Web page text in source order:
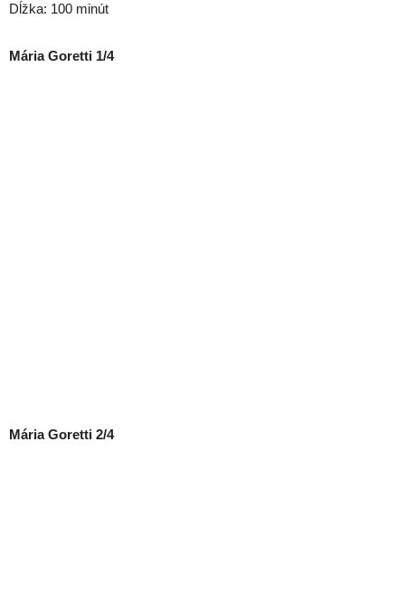
Dĺžka: 100 minút
Mária Goretti 1/4
Mária Goretti 2/4